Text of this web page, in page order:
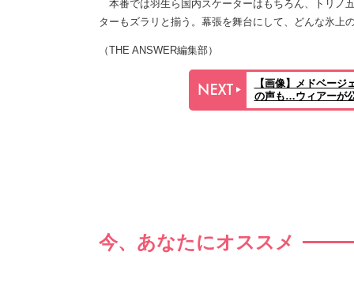
本番では羽生ら国内スケーターはもちろん、トリノ
ターもズラリと揃う。幕張を舞台にして、どんな氷上
（THE ANSWER編集部）
【画像】メドベー
の声も…ウィアーが
今、あなたにオススメ